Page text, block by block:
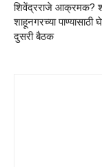
शिवेंद्रराजे आक्रमक?
शाहूनगरच्या
दुसरी बैठक